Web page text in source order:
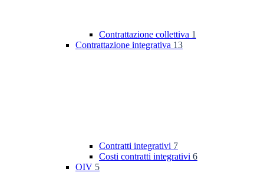
Contrattazione collettiva 1
Contrattazione integrativa 13
Contratti integrativi 7
Costi contratti integrativi 6
OIV 5